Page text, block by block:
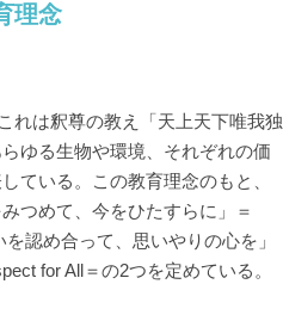
理念
れは釈尊の教え「天上天下唯我独
ゆる生物や環境、それぞれの価
ている。この教育理念のもと、
つめて、今をひたすらに」＝
認め合って、思いやりの心を」
for All＝の2つを定めている。